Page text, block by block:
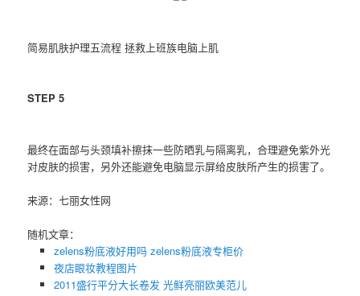
简易肌肤护理五流程 拯救上班族电脑上肌
STEP 5
最终在面部与头颈填补擦抹一些防晒乳与隔离乳，合理避免紫外光
对皮肤的损害，另外还能避免电脑显示屏给皮肤所产生的损害了。
来源：七丽女性网
随机文章：
zelens粉底液好用吗 ​zelens粉底液专柜价
​夜店眼妆教程图片
2011盛行平分大长卷发 光鲜亮丽欧美范儿